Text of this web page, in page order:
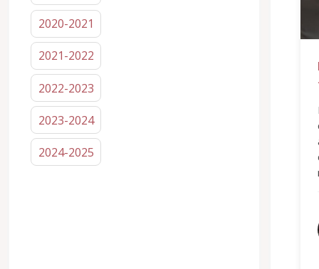
2020-2021
2021-2022
2022-2023
2023-2024
2024-2025